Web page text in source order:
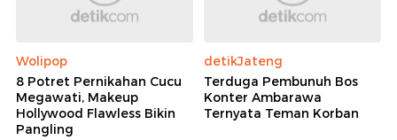
Wolipop
8 Potret Pernikahan Cucu
Megawati, Makeup
Hollywood Flawless Bikin
Pangling
detikJateng
Terduga Pembunuh Bos
Konter Ambarawa
Ternyata Teman Korban